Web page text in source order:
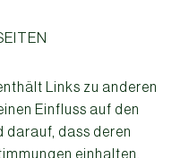
Links zu anderen
Einfluss auf den
darauf, dass deren
einhalten.